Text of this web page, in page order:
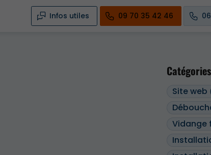
Infos utiles 09 70 35 42 46
Catégories
Site web
Vidange